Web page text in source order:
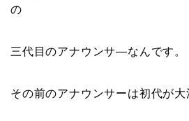
の
三代目のアナウンサ―なんです。
その前のアナウンサーは初代が大